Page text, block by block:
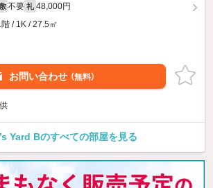
不要 礼 48,000円
階 / 1K / 27.5㎡
お問い合わせ （無料）
Yard Bのすべての部屋を見る